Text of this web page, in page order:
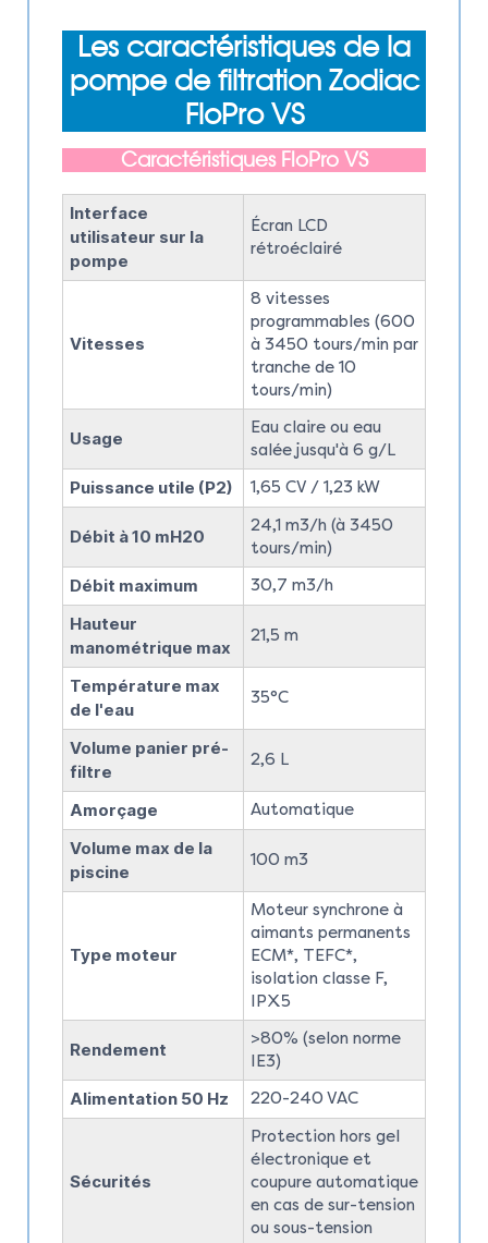
Les caractéristiques de la
pompe de filtration Zodiac
FloPro VS
Caractéristiques FloPro VS
Interface
utilisateur sur la
pompe
Écran LCD
rétroéclairé
Vitesses
8 vitesses
programmables (600
à 3450 tours/min par
tranche de 10
tours/min)
Usage
Eau claire ou eau
salée jusqu'à 6 g/L
Puissance utile (P2) 1,65 CV / 1,23 kW
Débit à 10 mH20
24,1 m3/h (à 3450
tours/min)
Débit maximum 30,7 m3/h
Hauteur
manométrique max
21,5 m
Température max
de l'eau
35°C
Volume panier pré-
filtre
2,6 L
Amorçage Automatique
Volume max de la
piscine
100 m3
Type moteur
Moteur synchrone à
aimants permanents
ECM*, TEFC*,
isolation classe F,
IPX5
Rendement
>80% (selon norme
IE3)
Alimentation 50 Hz 220-240 VAC
Sécurités
Protection hors gel
électronique et
coupure automatique
en cas de sur-tension
ou sous-tension